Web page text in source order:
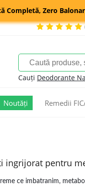
Completă, Zero
Cauți Deodorante
Noutăți Remedii
ingrijorat pentru
ce imbatranim,